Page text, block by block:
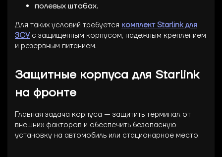
полевых штабах.
Для таких условий требуется комплект Starlink для
ЗСУс защищенным корпусом, надежным креплением
и резервным питанием.
Защитные корпуса для Starlink
на фронте
Главная задача корпуса — защитить терминал от
внешних факторов и обеспечить безопасную
установку на автомобиль или стационарное место.